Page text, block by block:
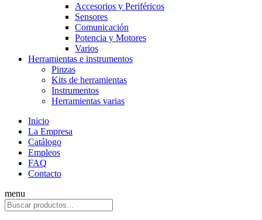
Accesorios y Periféricos
Sensores
Comunicación
Potencia y Motores
Varios
Herramientas e instrumentos
Pinzas
Kits de herramientas
Instrumentos
Herramientas varias
Inicio
La Empresa
Catálogo
Empleos
FAQ
Contacto
menu